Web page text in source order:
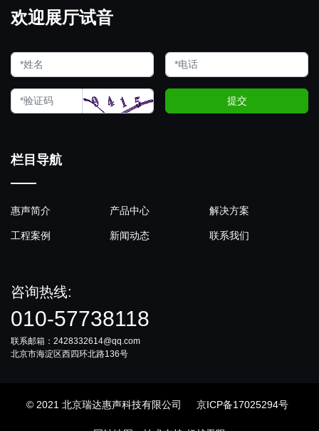
欢迎展厅试音
提交
栏目导航
惠声简介 产品中心 解决方案
工程案例 新闻动态 联系我们
咨询热线:
010-57738118
联系邮箱：2428332614@qq.com
北京市海淀区西四环北路136号
© 2021 北京瑞达惠声科技有限公司 京ICP备17025294号